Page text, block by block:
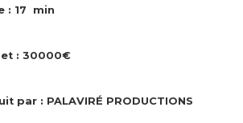
: 17 min
: 30000€
par : PALAVIRÉ PRODUCTIONS